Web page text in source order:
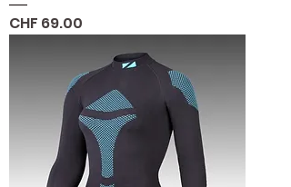
Preis
CHF 69.00